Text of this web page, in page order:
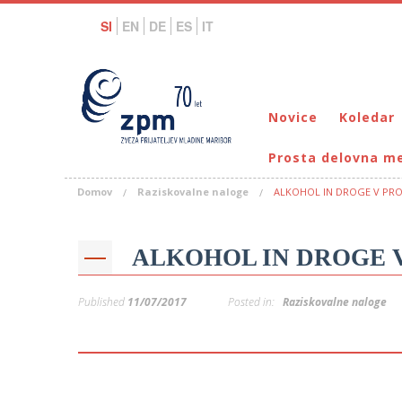
SI EN DE ES IT
Novice Koledar
Prosta delovna
Domov Raziskovalne naloge ALKOHOL IN DROGE V
ALKOHOL IN DROGE
Published 11/07/2017 Posted in: Raziskovalne naloge